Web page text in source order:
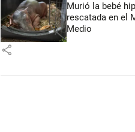
Murió la bebé
rescatada en el
Medio
share